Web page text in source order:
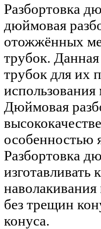
Разбортовка
дюймовая
отожжённых
трубок.
трубок для их
Дюймовая
особенностью
Разбортовка
изготавливать
без трещин
конуса.